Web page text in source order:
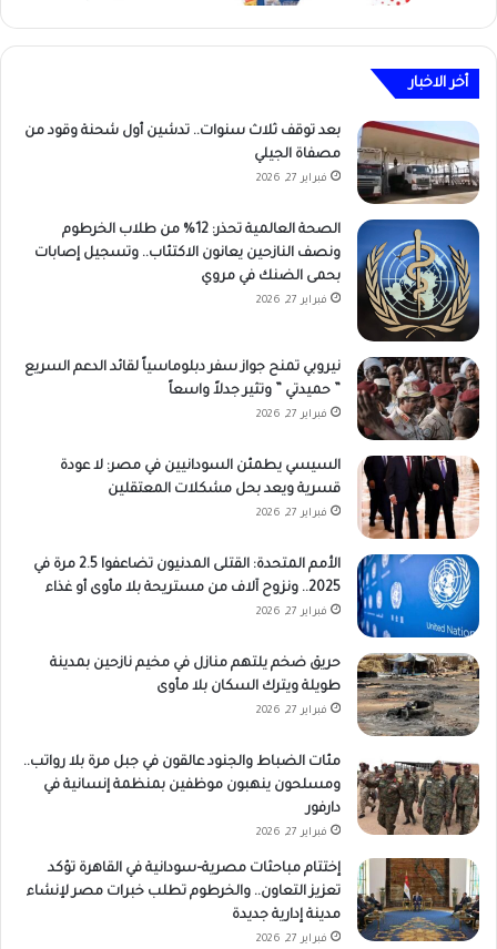
أخر الاخبار
بعد توقف ثلاث سنوات.. تدشين أول شحنة وقود من
مصفاة الجيلي
فبراير 27, 2026
الصحة العالمية تحذر: 12% من طلاب الخرطوم
ونصف النازحين يعانون الاكتئاب.. وتسجيل إصابات
بحمى الضنك في مروي
فبراير 27, 2026
نيروبي تمنح جواز سفر دبلوماسياً لقائد الدعم السريع
” حميدتي ” وتثير جدلاً واسعاً
فبراير 27, 2026
السيسي يطمئن السودانيين في مصر: لا عودة
قسرية ويعد بحل مشكلات المعتقلين
فبراير 27, 2026
الأمم المتحدة: القتلى المدنيون تضاعفوا 2.5 مرة في
2025.. ونزوح آلاف من مستريحة بلا مأوى أو غذاء
فبراير 27, 2026
حريق ضخم يلتهم منازل في مخيم نازحين بمدينة
طويلة ويترك السكان بلا مأوى
فبراير 27, 2026
مئات الضباط والجنود عالقون في جبل مرة بلا رواتب..
ومسلحون ينهبون موظفين بمنظمة إنسانية في
دارفور
فبراير 27, 2026
إختتام مباحثات مصرية–سودانية في القاهرة تؤكد
تعزيز التعاون.. والخرطوم تطلب خبرات مصر لإنشاء
مدينة إدارية جديدة
فبراير 27, 2026